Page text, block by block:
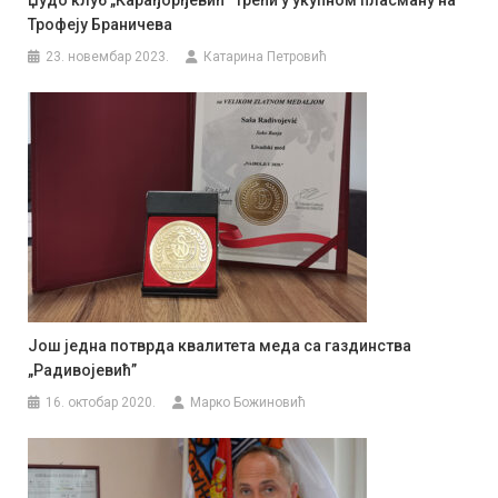
Трофеју Браничева
23. новембар 2023. Катарина Петровић
Још једна потврда квалитета меда са газдинства
„Радивојевић”
16. октобар 2020. Марко Божиновић